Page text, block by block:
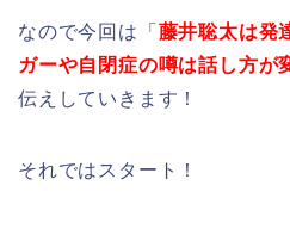
なので今回は「 藤井聡太は発
ガーや自閉症の噂は話し方が
伝えしていきます！
それではスタート！